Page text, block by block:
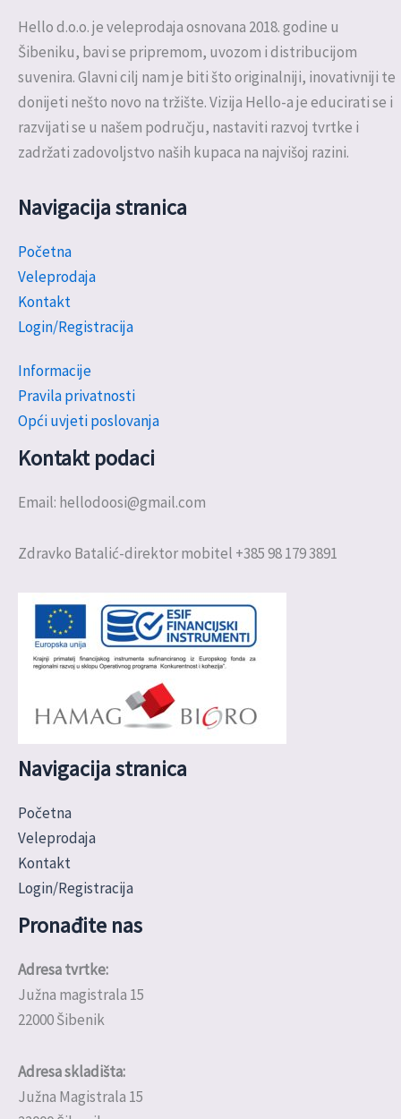
Hello d.o.o. je veleprodaja osnovana 2018. godine u
Šibeniku, bavi se pripremom, uvozom i distribucijom
suvenira. Glavni cilj nam je biti što originalniji, inovativniji te
donijeti nešto novo na tržište. Vizija Hello-a je educirati se i
razvijati se u našem području, nastaviti razvoj tvrtke i
zadržati zadovoljstvo naših kupaca na najvišoj razini.
Navigacija stranica
Početna
Veleprodaja
Kontakt
Login/Registracija
Informacije
Pravila privatnosti
Opći uvjeti poslovanja
Kontakt podaci
Email: hellodoosi@gmail.com
Zdravko Batalić-direktor mobitel +385 98 179 3891
Navigacija stranica
Početna
Veleprodaja
Kontakt
Login/Registracija
Pronađite nas
Adresa tvrtke:
Južna magistrala 15
22000 Šibenik
Adresa skladišta:
Južna Magistrala 15